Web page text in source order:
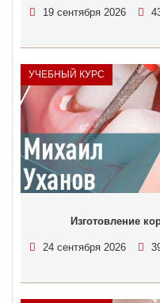
19 сентября 2026
УЧЕБНЫЙ КУРС
Изготовление
24 сентября 2026